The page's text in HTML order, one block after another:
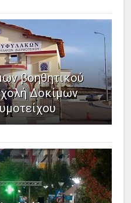
βοηθητικού
Δοκίμων